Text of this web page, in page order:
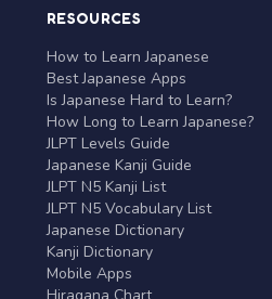
RESOURCES
How to Learn Japanese
Best Japanese Apps
Is Japanese Hard to Learn?
How Long to Learn Japanese?
JLPT Levels Guide
Japanese Kanji Guide
JLPT N5 Kanji List
JLPT N5 Vocabulary List
Japanese Dictionary
Kanji Dictionary
Mobile Apps